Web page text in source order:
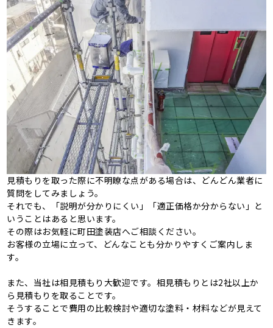
見積もりを取った際に不明瞭な点がある場合は、どんどん業者に
質問をしてみましょう。
それでも、「説明が分かりにくい」「適正価格か分からない」と
いうことはあると思います。
その際はお気軽に町田塗装店へご相談ください。
お客様の立場に立って、どんなことも分かりやすくご案内しま
す。
また、当社は相見積もり大歓迎です。相見積もりとは2社以上か
ら見積もりを取ることです。
そうすることで費用の比較検討や適切な塗料・材料などが見えて
きます。